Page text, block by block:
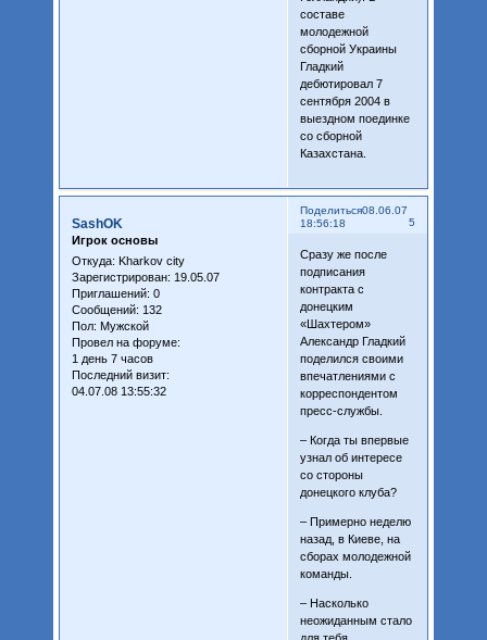
составе
молодежной
сборной Украины
Гладкий
дебютировал 7
сентября 2004 в
выездном поединке
со сборной
Казахстана.
Поделиться
5
08.06.07
18:56:18
SashOK
Игрок основы
Откуда: Kharkov city
Зарегистрирован: 19.05.07
Приглашений: 0
Сообщений: 132
Пол: Мужской
Провел на форуме:
1 день 7 часов
Последний визит:
04.07.08 13:55:32
Сразу же после
подписания
контракта с
донецким
«Шахтером»
Александр Гладкий
поделился своими
впечатлениями с
корреспондентом
пресс-службы.
– Когда ты впервые
узнал об интересе
со стороны
донецкого клуба?
– Примерно неделю
назад, в Киеве, на
сборах молодежной
команды.
– Насколько
неожиданным стало